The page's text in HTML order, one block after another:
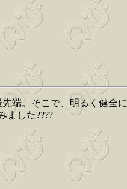
端。そこで、明るく健全
ました????